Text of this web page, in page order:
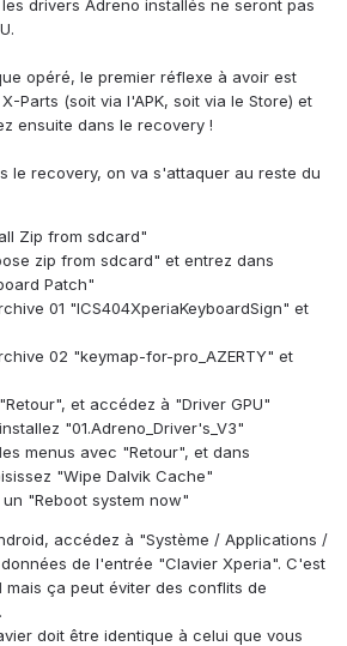
drivers Adreno installés ne seront pas
opéré, le premier réflexe à avoir est
Parts (soit via l'APK, soit via le Store) et
ensuite dans le recovery !
le recovery, on va s'attaquer au reste du
Zip from sdcard"
zip from sdcard" et entrez dans
Patch"
01 "ICS404XperiaKeyboardSign" et
02 "keymap-for-pro_AZERTY" et
et accédez à "Driver GPU"
"01.Adreno_Driver's_V3"
menus avec "Retour", et dans
"Wipe Dalvik Cache"
"Reboot system now"
accédez à "Système / Applications /
de l'entrée "Clavier Xperia". C'est
mais ça peut éviter des conflits de
doit être identique à celui que vous